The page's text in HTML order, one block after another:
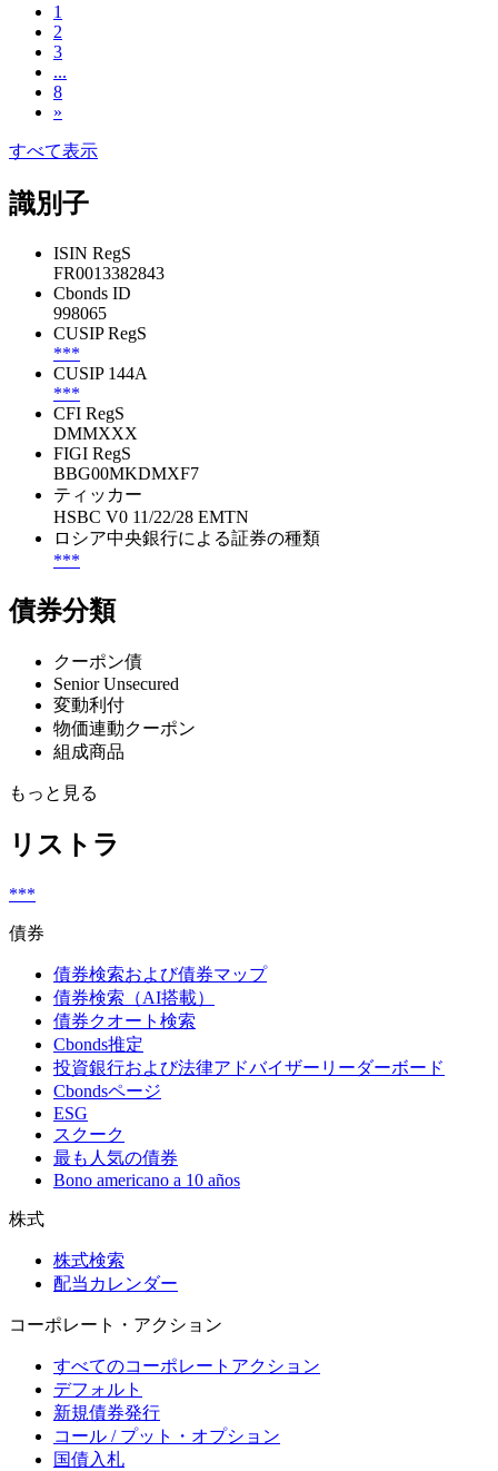
1
2
3
...
8
»
すべて表示
識別子
ISIN RegS
FR0013382843
Cbonds ID
998065
CUSIP RegS
***
CUSIP 144A
***
CFI RegS
DMMXXX
FIGI RegS
BBG00MKDMXF7
ティッカー
HSBC V0 11/22/28 EMTN
ロシア中央銀行による証券の種類
***
債券分類
クーポン債
Senior Unsecured
変動利付
物価連動クーポン
組成商品
もっと見る
リストラ
***
債券
債券検索および債券マップ
債券検索（AI搭載）
債券クオート検索
Cbonds推定
投資銀行および法律アドバイザーリーダーボード
Cbondsページ
ESG
スクーク
最も人気の債券
Bono americano a 10 años
株式
株式検索
配当カレンダー
コーポレート・アクション
すべてのコーポレートアクション
デフォルト
新規債券発行
コール / プット・オプション
国債入札